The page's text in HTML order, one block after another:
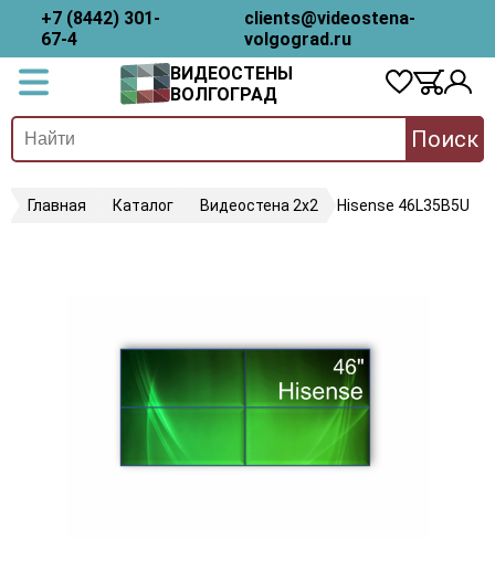
+7 (8442) 301-
67-4
clients@videostena-
volgograd.ru
ВИДЕОСТЕНЫ
ВОЛГОГРАД
Поиск
Главная Каталог Видеостена 2x2 Hisense 46L35B5U